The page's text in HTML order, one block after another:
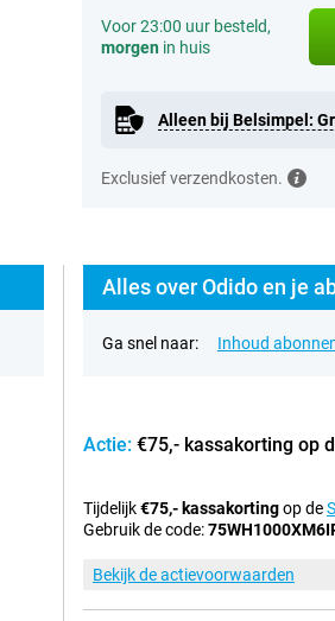
Voor 23:00 uur besteld,
morgen in huis
Alleen bij Belsimpel:
Exclusief verzendkosten.
Alles over Odido en je
Ga snel naar: Inhoud
Actie: €75,- kassakorting op
Tijdelijk€75,- kassakortingop de
Gebruik de code:
Bekijk de actievoorwaarden